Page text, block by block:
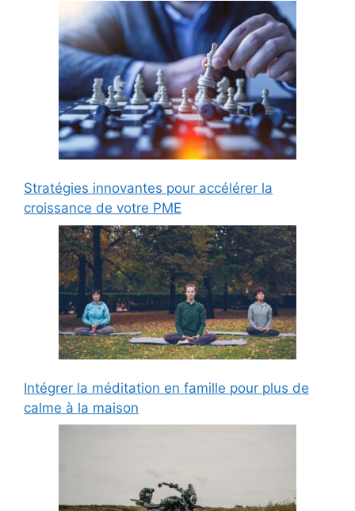
Stratégies innovantes pour accélérer la
croissance de votre PME
Intégrer la méditation en famille pour plus de
calme à la maison